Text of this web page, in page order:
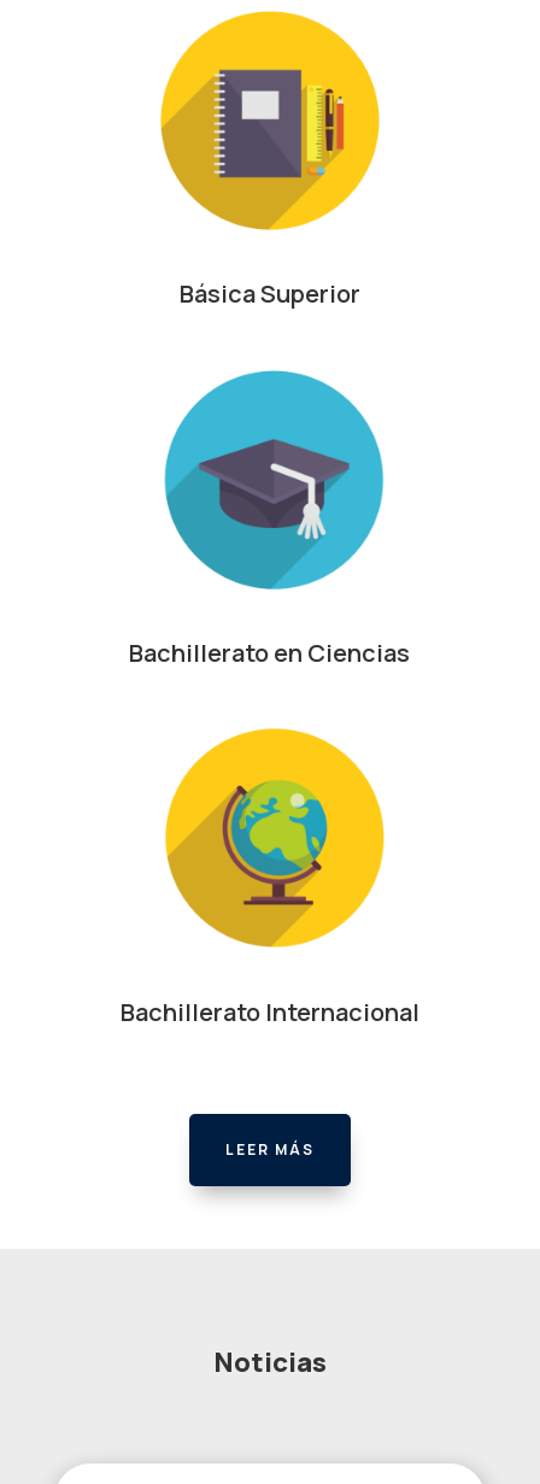
Básica Superior
Bachillerato en Ciencias
Bachillerato Internacional
LEER MÁS
Noticias